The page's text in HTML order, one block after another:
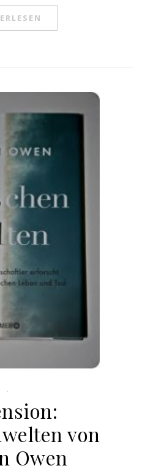
.
von
Owen